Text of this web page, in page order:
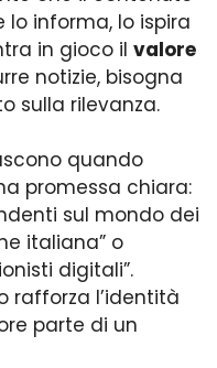
lo informa, lo ispira
in gioco il valore
notizie, bisogna
sulla rilevanza.
quando
promessa chiara:
sul mondo dei
italiana” o
digitali”.
rafforza l’identità
parte di un